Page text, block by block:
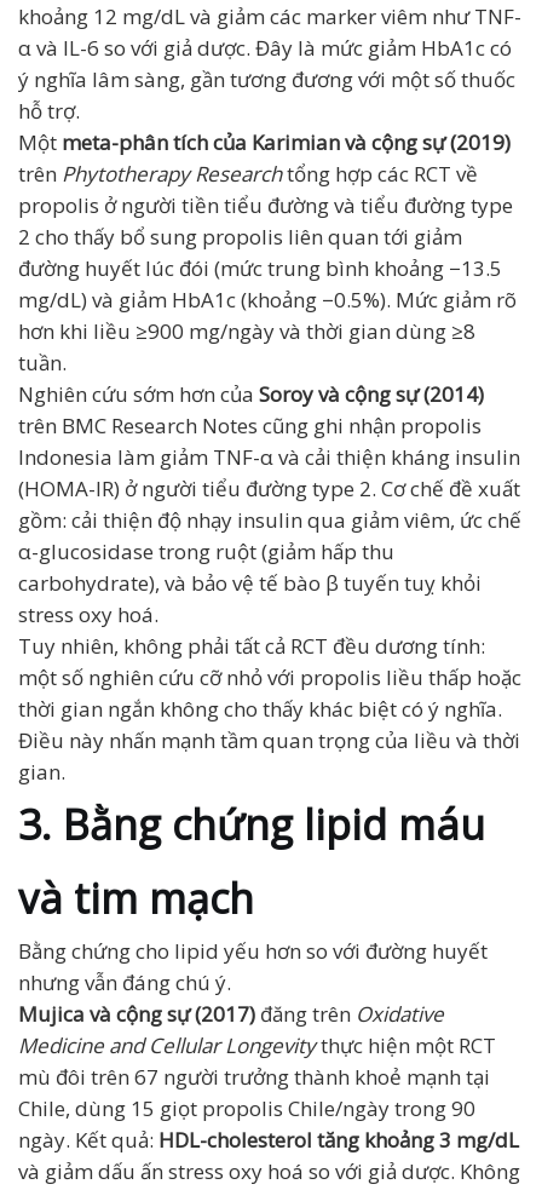
khoảng 12 mg/dL và giảm các marker viêm như TNF-
α và IL-6 so với giả dược. Đây là mức giảm HbA1c có
ý nghĩa lâm sàng, gần tương đương với một số thuốc
hỗ trợ.
Một meta-phân tích của Karimian và cộng sự (2019)
trên Phytotherapy Researchtổng hợp các RCT về
propolis ở người tiền tiểu đường và tiểu đường type
2 cho thấy bổ sung propolis liên quan tới giảm
đường huyết lúc đói (mức trung bình khoảng −13.5
mg/dL) và giảm HbA1c (khoảng −0.5%). Mức giảm rõ
hơn khi liều ≥900 mg/ngày và thời gian dùng ≥8
tuần.
Nghiên cứu sớm hơn của Soroy và cộng sự (2014)
trên BMC Research Notes cũng ghi nhận propolis
Indonesia làm giảm TNF-α và cải thiện kháng insulin
(HOMA-IR) ở người tiểu đường type 2. Cơ chế đề xuất
gồm: cải thiện độ nhạy insulin qua giảm viêm, ức chế
α-glucosidase trong ruột (giảm hấp thu
carbohydrate), và bảo vệ tế bào β tuyến tuỵ khỏi
stress oxy hoá.
Tuy nhiên, không phải tất cả RCT đều dương tính:
một số nghiên cứu cỡ nhỏ với propolis liều thấp hoặc
thời gian ngắn không cho thấy khác biệt có ý nghĩa.
Điều này nhấn mạnh tầm quan trọng của liều và thời
gian.
3. Bằng chứng lipid máu
và tim mạch
Bằng chứng cho lipid yếu hơn so với đường huyết
nhưng vẫn đáng chú ý.
Mujica và cộng sự (2017) đăng trên Oxidative
Medicine and Cellular Longevitythực hiện một RCT
mù đôi trên 67 người trưởng thành khoẻ mạnh tại
Chile, dùng 15 giọt propolis Chile/ngày trong 90
ngày. Kết quả: HDL-cholesterol tăng khoảng 3 mg/dL
và giảm dấu ấn stress oxy hoá so với giả dược. Không